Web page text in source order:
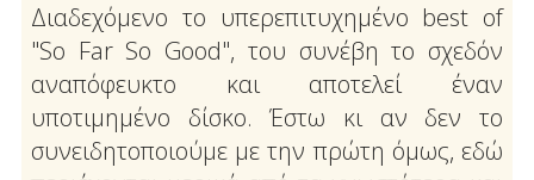
Διαδεχόμενο το υπερεπιτυχημένο best of
"So Far So Good", του συνέβη το σχεδόν
αναπόφευκτο και αποτελεί έναν
υποτιμημένο δίσκο. Έστω κι αν δεν το
συνειδητοποιούμε με την πρώτη όμως, εδώ